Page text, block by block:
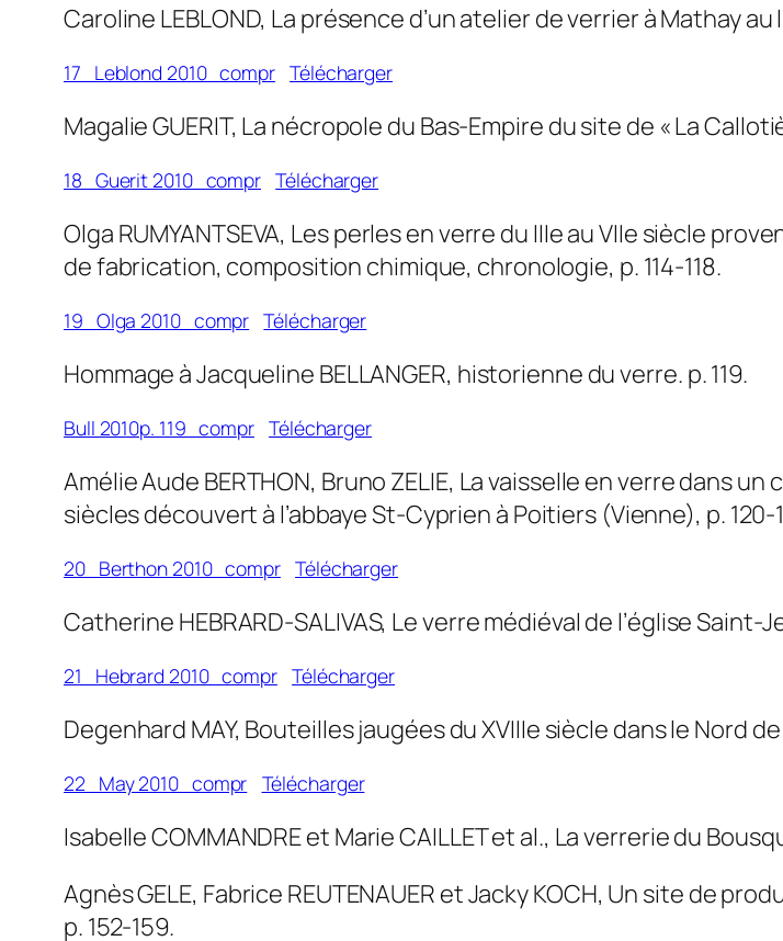
Caroline LEBLOND, La présence d’un atelier de verrier à Mathay
17_Leblond 2010_compr Télécharger
Magalie GUERIT, La nécropole du Bas-Empire du site de « La
18_Guerit 2010_compr Télécharger
Olga RUMYANTSEVA, Les perles en verre du IIIe au VIIe siècle
de fabrication, composition chimique, chronologie, p. 114-118.
19_Olga 2010_compr Télécharger
Hommage à Jacqueline BELLANGER, historienne du verre. p. 119.
Bull 2010p. 119_compr Télécharger
Amélie Aude BERTHON, Bruno ZELIE, La vaisselle en verre dans
siècles découvert à l’abbaye St-Cyprien à Poitiers (Vienne), p. 120-
20_Berthon 2010_compr Télécharger
Catherine HEBRARD-SALIVAS, Le verre médiéval de l’église
21_Hebrard 2010_compr Télécharger
Degenhard MAY, Bouteilles jaugées du XVIIIe siècle dans le Nord
22_May 2010_compr Télécharger
Isabelle COMMANDRE et Marie CAILLET et al., La verrerie du
Agnès GELE, Fabrice REUTENAUER et Jacky KOCH, Un site de
p. 152-159.